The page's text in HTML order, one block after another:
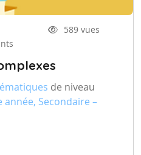
589 vues
de niveau
année, Secondaire –